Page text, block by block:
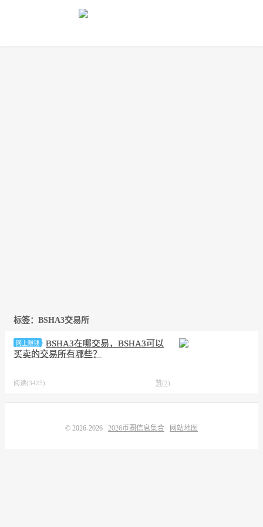
标签：BSHA3交易所
网上赚钱
BSHA3在哪交易，BSHA3可以
买卖的交易所有哪些？
阅读(3425) 赞(2)
© 2026-2026 2026币圈信息集合 网站地图